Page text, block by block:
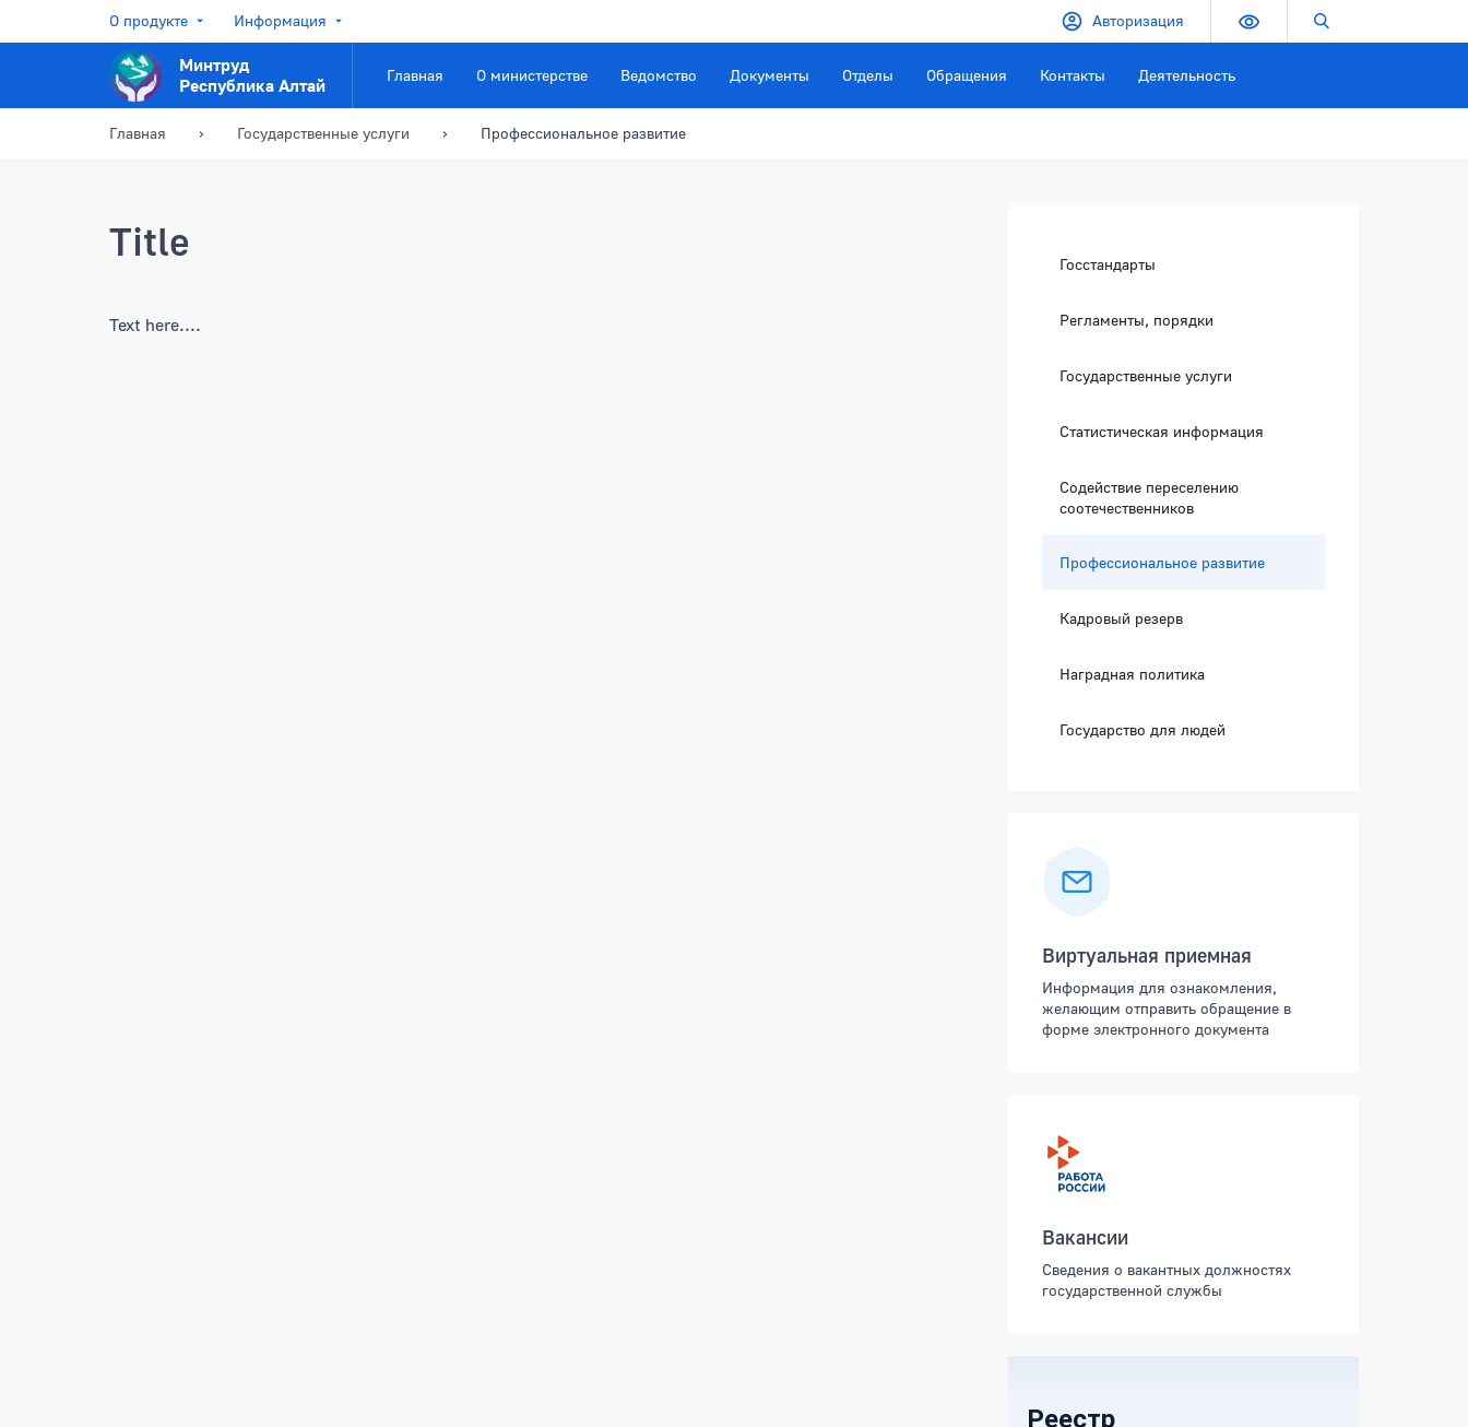
О продукте Информация Авторизация Версия для слабовидящих
Минтруд
Республика Алтай
Главная О министерстве Ведомство Документы Отделы Обращения Контакты Деятельность
Главная Государственные услуги Профессиональное развитие
Title
Text here....
Госстандарты
Регламенты, порядки
Государственные услуги
Статистическая информация
Содействие переселению
соотечественников
Профессиональное развитие
Кадровый резерв
Наградная политика
Государство для людей
Виртуальная приемная
Информация для ознакомления,
желающим отправить обращение в
форме электронного документа
Вакансии
Сведения о вакантных должностях
государственной службы